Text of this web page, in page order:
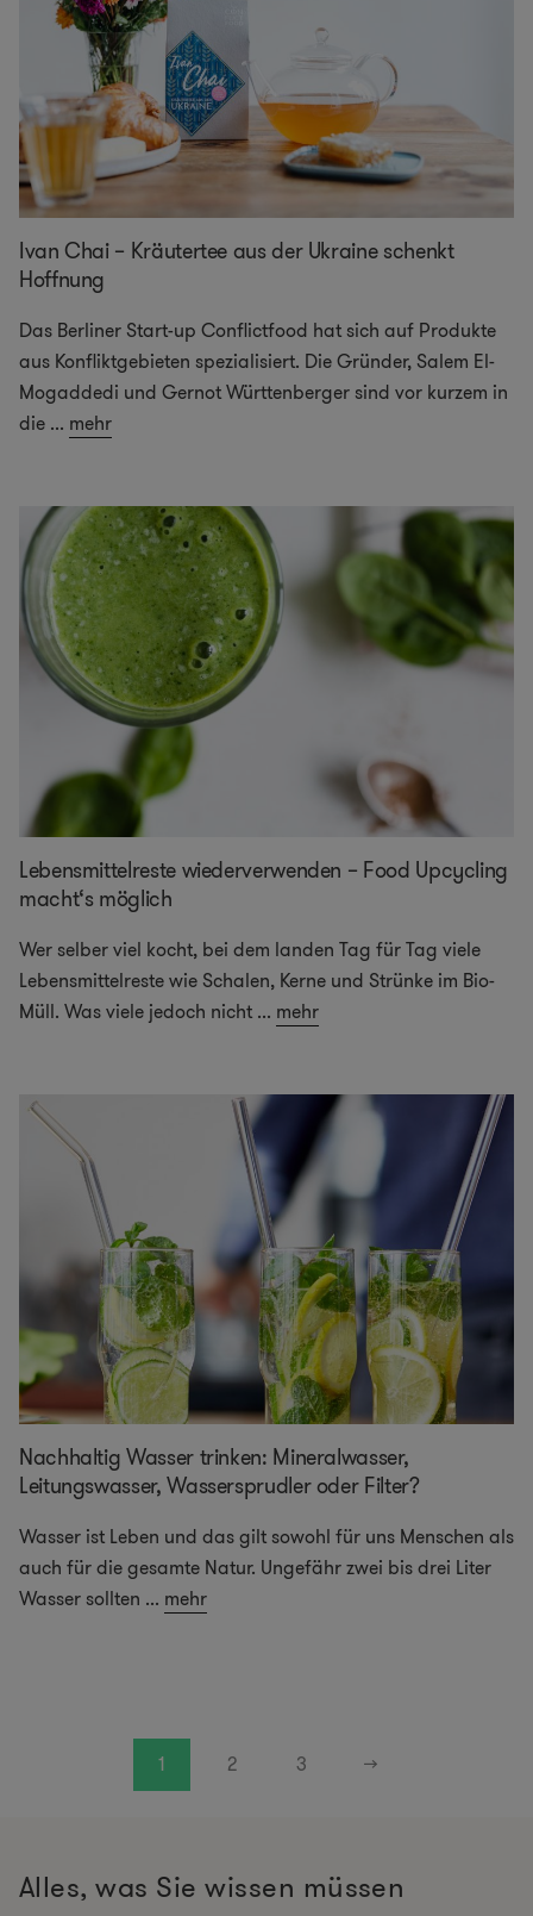
Ivan Chai – Kräutertee aus der Ukraine schenkt
Hoffnung
Das Berliner Start-up Conflictfood hat sich auf Produkte
aus Konfliktgebieten spezialisiert. Die Gründer, Salem El-
Mogaddedi und Gernot Württenberger sind vor kurzem in
die ... mehr
Lebensmittelreste wiederverwenden – Food Upcycling
macht‘s möglich
Wer selber viel kocht, bei dem landen Tag für Tag viele
Lebensmittelreste wie Schalen, Kerne und Strünke im Bio-
Müll. Was viele jedoch nicht ... mehr
Nachhaltig Wasser trinken: Mineralwasser,
Leitungswasser, Wassersprudler oder Filter?
Wasser ist Leben und das gilt sowohl für uns Menschen als
auch für die gesamte Natur. Ungefähr zwei bis drei Liter
Wasser sollten ... mehr
1 2 3 →
Alles, was Sie wissen müssen